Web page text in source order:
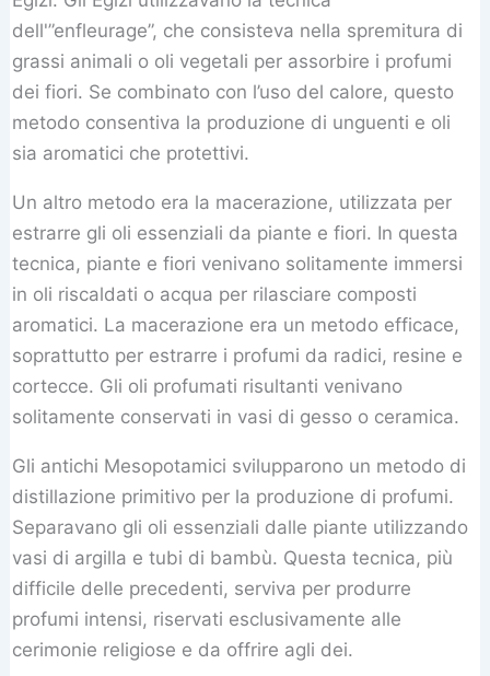
dell'”enfleurage”, che consisteva nella spremitura di
grassi animali o oli vegetali per assorbire i profumi
dei fiori. Se combinato con l’uso del calore, questo
metodo consentiva la produzione di unguenti e oli
sia aromatici che protettivi.
Un altro metodo era la macerazione, utilizzata per
estrarre gli oli essenziali da piante e fiori. In questa
tecnica, piante e fiori venivano solitamente immersi
in oli riscaldati o acqua per rilasciare composti
aromatici. La macerazione era un metodo efficace,
soprattutto per estrarre i profumi da radici, resine e
cortecce. Gli oli profumati risultanti venivano
solitamente conservati in vasi di gesso o ceramica.
Gli antichi Mesopotamici svilupparono un metodo di
distillazione primitivo per la produzione di profumi.
Separavano gli oli essenziali dalle piante utilizzando
vasi di argilla e tubi di bambù. Questa tecnica, più
difficile delle precedenti, serviva per produrre
profumi intensi, riservati esclusivamente alle
cerimonie religiose e da offrire agli dei.